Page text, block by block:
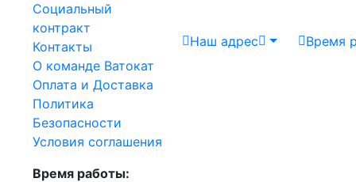
Социальный
контракт
Контакты
О команде Ватокат
Оплата и Доставка
Политика
Безопасности
Условия соглашения
Время работы:
Наш адрес Время